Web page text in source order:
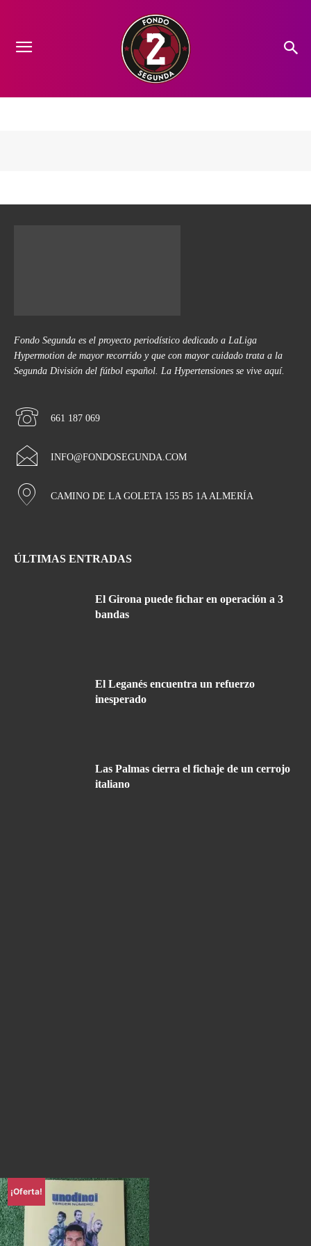
Fondo Segunda es el proyecto periodístico dedicado a LaLiga
Hypermotion de mayor recorrido y que con mayor cuidado trata a la
Segunda División del fútbol español. La Hypertensiones se vive aquí.
661 187 069
INFO@FONDOSEGUNDA.COM
CAMINO DE LA GOLETA 155 B5 1A ALMERÍA
ÚLTIMAS ENTRADAS
El Girona puede fichar en operación a 3
bandas
El Leganés encuentra un refuerzo
inesperado
Las Palmas cierra el fichaje de un cerrojo
italiano
¡Oferta!